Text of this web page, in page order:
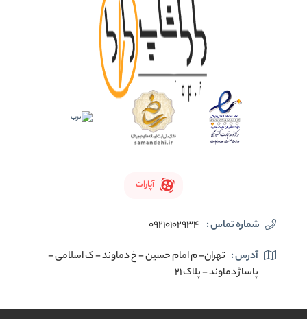
آپارات
شماره تماس : 09210102934
آدرس : تهران- م امام حسین - خ دماوند - ک اسلامی -
پاساژ دماوند - پلاک 21